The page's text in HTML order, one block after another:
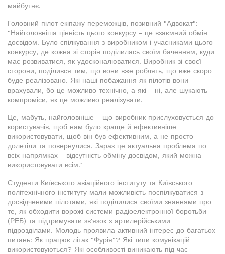
майбутнє.
Головний пілот екіпажу переможців, позивний "Адвокат":
"Найголовніша цінність цього конкурсу - це взаємний обмін
досвідом. Було спілкування з виробником і учасниками цього
конкурсу, де кожна зі сторін поділилась своїм баченням, куди
має розвиватися, як удосконалюватися. Виробник зі своєї
сторони, поділився тим, що вони вже роблять, що вже скоро
буде реалізовано. Які наші побажання як пілотів вони
врахували, бо це можливо технічно, а які - ні, але шукають
компроміси, як це можливо реалізувати.
Це, мабуть, найголовніше - що виробник прислуховується до
користувачів, щоб нам було краще й ефективніше
використовувати, щоб він був ефективним, а не просто
долетіли та повернулися. Зараз це актуальна проблема по
всіх напрямках - відсутність обміну досвідом, який можна
використовувати всім."
Студенти Київського авіаційного інституту та Київського
політехнічного інституту мали можливість поспілкуватися з
досвідченими пілотами, які поділилися своїми знаннями про
те, як обходити ворожі системи радіоелектронної боротьби
(РЕБ) та підтримувати зв'язок з артилерійськими
підрозділами. Молодь проявила активний інтерес до багатьох
питань: Як працює літак "Фурія"? Які типи комунікацій
використовуються? Які особливості виникають під час